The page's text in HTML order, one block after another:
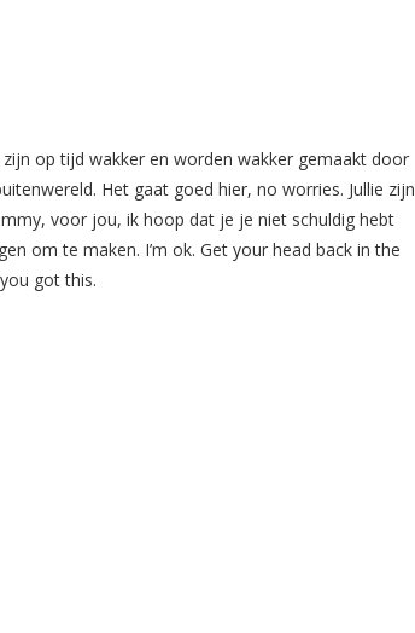
op tijd wakker en worden wakker gemaakt door
Het gaat goed hier, no worries. Jullie zijn
voor jou, ik hoop dat je je niet schuldig hebt
om te maken. I’m ok. Get your head back in the
got this.